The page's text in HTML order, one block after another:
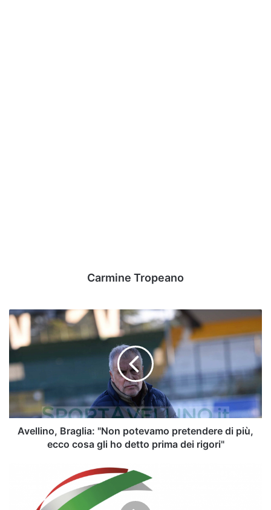
Carmine Tropeano
Avellino,
Braglia:
"Non
potevamo
pretendere
di
più,
ecco
cosa
Avellino, Braglia: "Non potevamo pretendere di più,
ecco cosa gli ho detto prima dei rigori"